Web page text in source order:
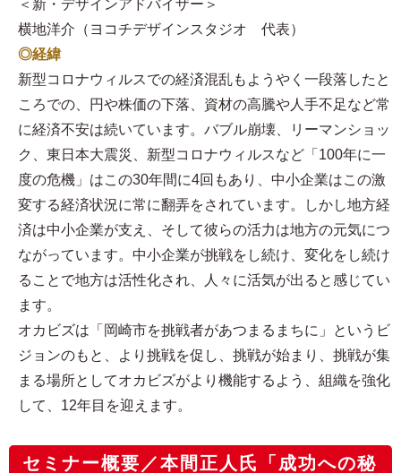
＜新・デザインアドバイザー＞
横地洋介（ヨコチデザインスタジオ 代表）
◎経緯
新型コロナウィルスでの経済混乱もようやく一段落したと
ころでの、円や株価の下落、資材の高騰や人手不足など常
に経済不安は続いています。バブル崩壊、リーマンショッ
ク、東日本大震災、新型コロナウィルスなど「100年に一
度の危機」はこの30年間に4回もあり、中小企業はこの激
変する経済状況に常に翻弄をされています。しかし地方経
済は中小企業が支え、そして彼らの活力は地方の元気につ
ながっています。中小企業が挑戦をし続け、変化をし続け
ることで地方は活性化され、人々に活気が出ると感じてい
ます。
オカビズは「岡崎市を挑戦者があつまるまちに」というビ
ジョンのもと、より挑戦を促し、挑戦が始まり、挑戦が集
まる場所としてオカビズがより機能するよう、組織を強化
して、12年目を迎えます。
セミナー概要／本間正人氏「成功への秘